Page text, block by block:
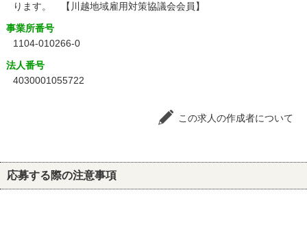
ります。 【川越地域雇用対策協議会会員】
事業所番号
1104-010266-0
法人番号
4030001055722
この求人の作成者について
応募する際の注意事項